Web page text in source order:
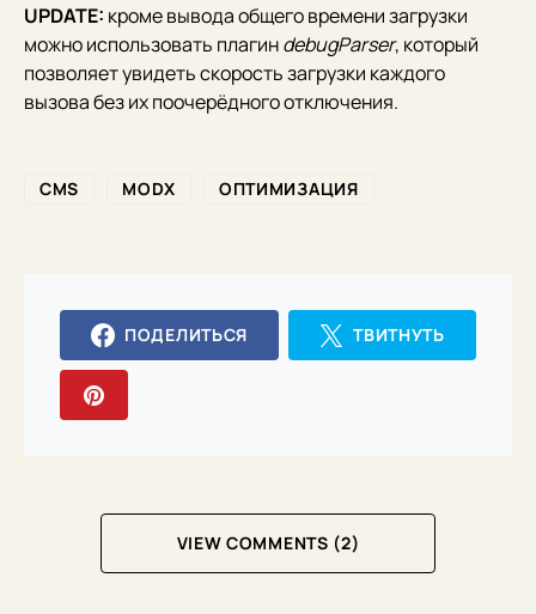
UPDATE: кроме вывода общего времени загрузки
можно использовать плагинdebugParser, который
позволяет увидеть скорость загрузки каждого
вызова без их поочерёдного отключения.
CMS MODX ОПТИМИЗАЦИЯ
ПОДЕЛИТЬСЯ ТВИТНУТЬ
VIEW COMMENTS (2)